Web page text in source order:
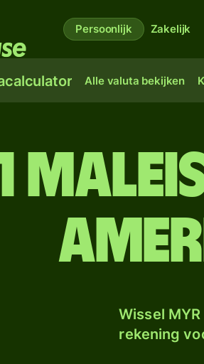
Persoonlijk Zakelijk
Alle valuta bekijken
Wissel
rekening